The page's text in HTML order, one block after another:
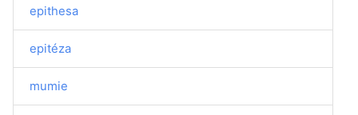
epithesa
epitéza
mumie